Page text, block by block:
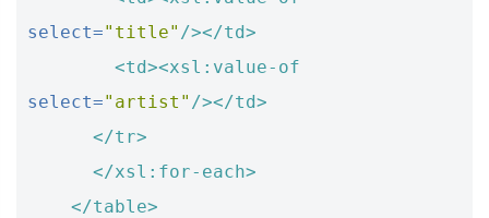
select="title" /></td>
<td><xsl:value-of
select="artist" /></td>
</tr>
</xsl:for-each>
</table>